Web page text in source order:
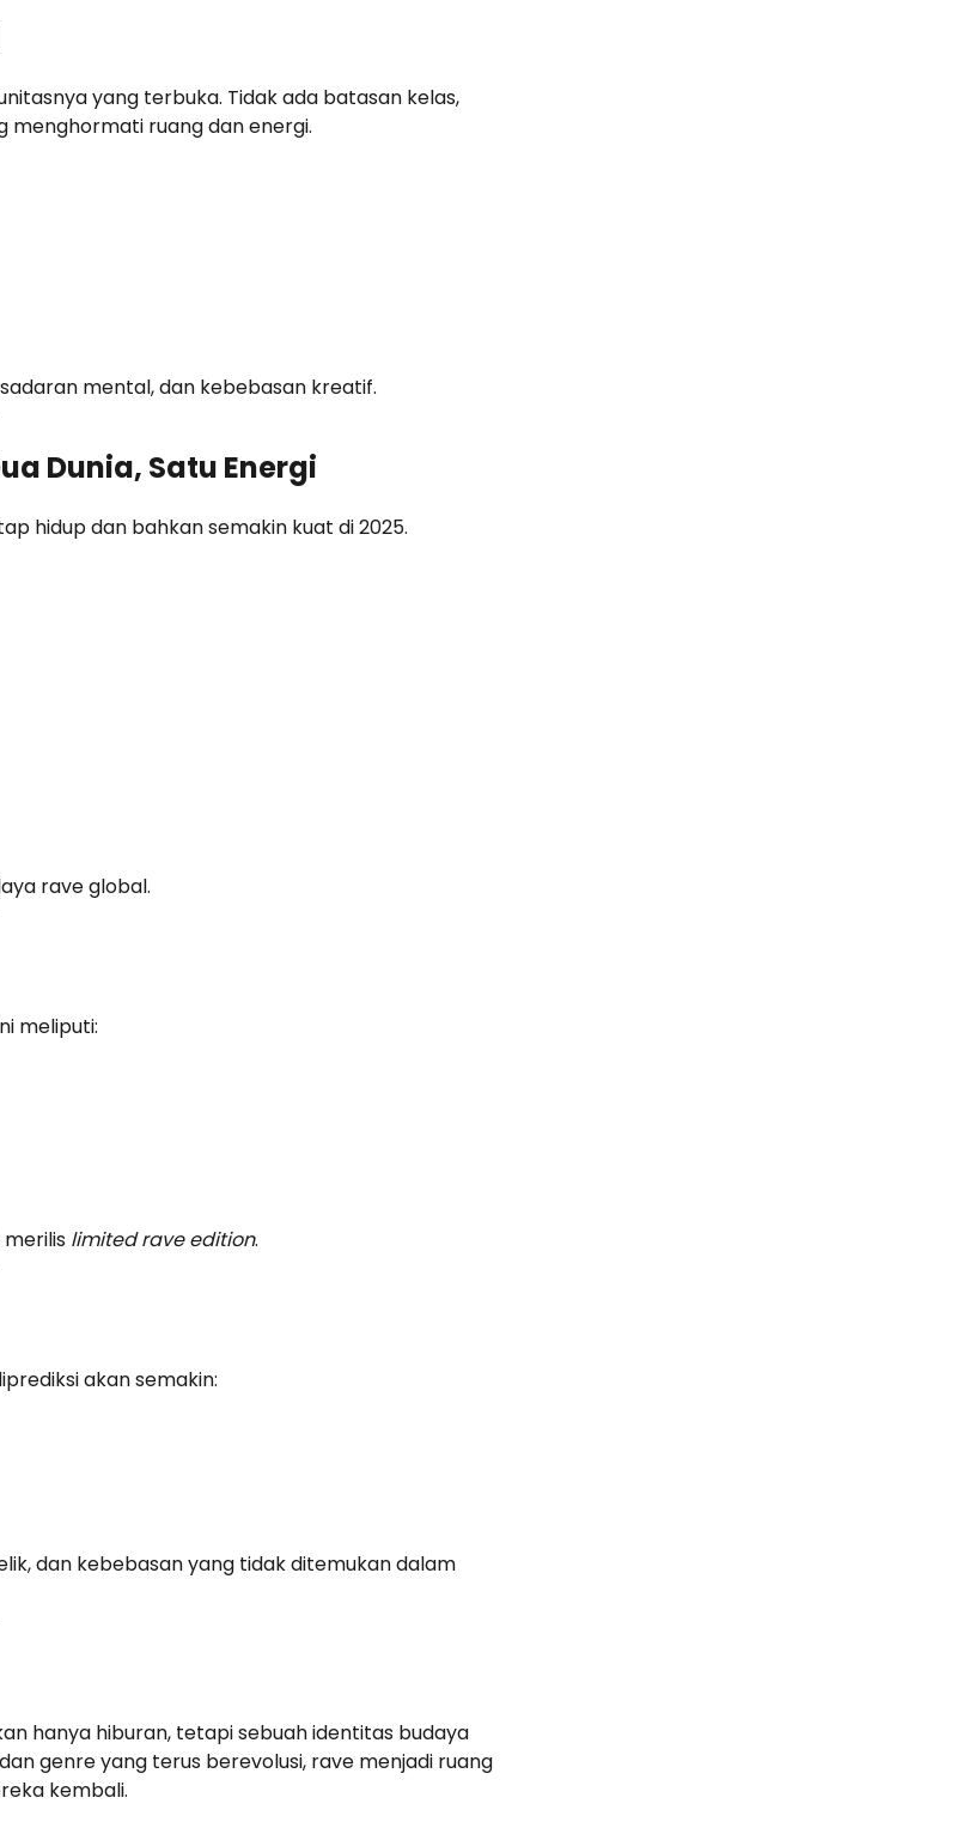
yang terbuka. Tidak ada batasan kelas,
menghormati ruang dan energi.
mental, dan kebebasan kreatif.
Dunia, Satu Energi
hidup dan bahkan semakin kuat di 2025.
rave global.
meliputi:
limited rave edition.
akan semakin:
dan kebebasan yang tidak ditemukan dalam
hanya hiburan, tetapi sebuah identitas budaya
genre yang terus berevolusi, rave menjadi ruang
kembali.